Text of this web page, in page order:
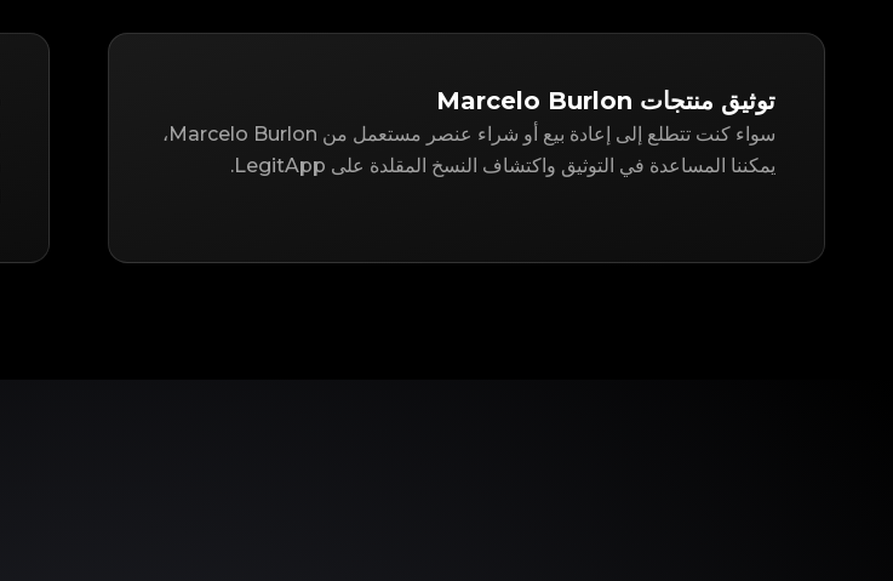
توثيق منتجات Marcelo Burlon
سواء كنت تتطلع إلى إعادة بيع أو شراء عنصر مستعمل من Marcelo Burlon،
يمكننا المساعدة في التوثيق واكتشاف النسخ المقلدة على LegitApp.